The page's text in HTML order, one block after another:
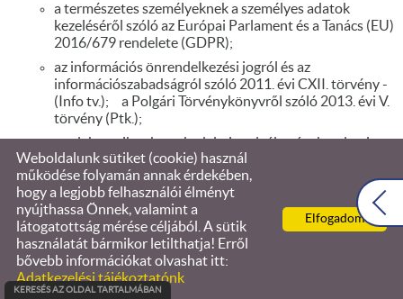
a természetes személyeknek a személyes adatok
kezeléséről szóló az Európai Parlament és a Tanács (EU)
2016/679 rendelete (GDPR);
az információs önrendelkezési jogról és az
információszabadságról szóló 2011. évi CXII. törvény -
(Info tv.);
a Polgári Törvénykönyvről szóló 2013. évi V.
törvény (Ptk.);
az elektronikus kereskedelmi szolgáltatások, valamint
az információs társadalommal összefüggő
szolgáltatások egyes kérdéseiről szóló 2001. évi CVIII.
törvény - (Eker tv.);
az elektronikus hírközlésről szóló 2003. évi C. törvény -
(Ehtv);
a fogyasztóvédelemról szóló 1997. évi CLV.
törvény (Fogyv tv.);
a panaszokról és a közérdekű
bejelentésekről szóló 2013. évi CLXV. törvény. (Pktv.);
a gazdasági reklámtevékenység alapvető feltételeiről és
KERESÉS AZ OLDAL TARTALMÁBAN
Elfogadom
Weboldalunk sütiket (cookie) használ
működése folyamán annak érdekében,
hogy a legjobb felhasználói élményt
nyújthassa Önnek, valamint a
látogatottság mérése céljából. A sütik
használatát bármikor letilthatja! Erről
bővebb információkat olvashat itt:
Adatkezelési tájékoztatónk